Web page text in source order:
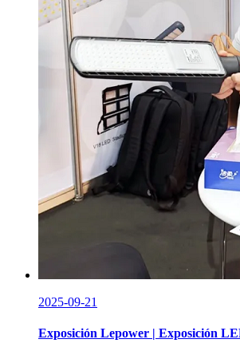
2025-09-21
Exposición Lepower | Exposición